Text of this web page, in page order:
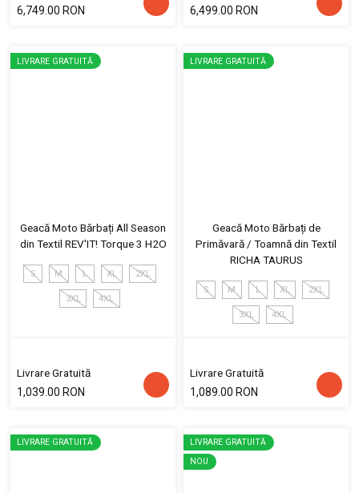
6,749.00 RON
6,499.00 RON
LIVRARE GRATUITĂ
Geacă Moto Bărbați All Season
din Textil REV'IT! Torque 3 H2O
S M L XL 2XL
3XL 4XL
Livrare Gratuită
1,039.00 RON
LIVRARE GRATUITĂ
Geacă Moto Bărbați de
Primăvară / Toamnă din Textil
RICHA TAURUS
S M L XL 2XL
3XL 4XL
Livrare Gratuită
1,089.00 RON
LIVRARE GRATUITĂ
LIVRARE GRATUITĂ
NOU